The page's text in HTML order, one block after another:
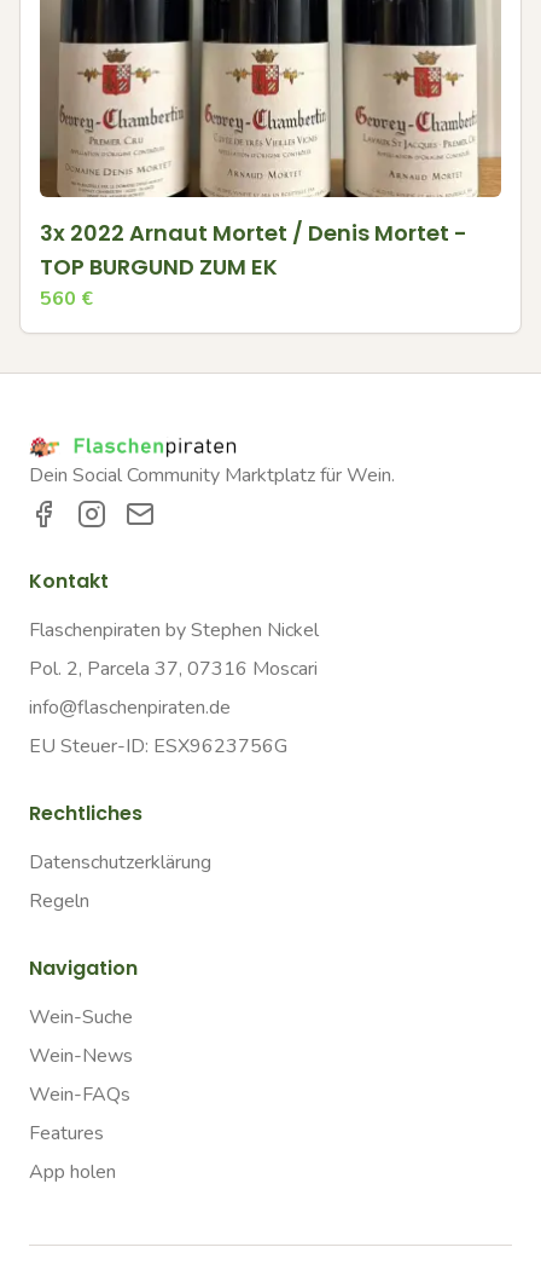
3x 2022 Arnaut Mortet / Denis Mortet -
TOP BURGUND ZUM EK
560 €
Dein Social Community Marktplatz für Wein.
Kontakt
Flaschenpiraten by Stephen Nickel
Pol. 2, Parcela 37, 07316 Moscari
info@flaschenpiraten.de
EU Steuer-ID: ESX9623756G
Rechtliches
Datenschutzerklärung
Regeln
Navigation
Wein-Suche
Wein-News
Wein-FAQs
Features
App holen